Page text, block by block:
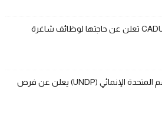
برنامج الأمم المتحدة الإنمائي (UNDP) يعلن عن فرص